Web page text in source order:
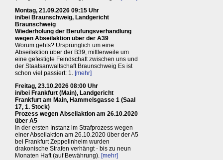
Montag, 21.09.2026 09:15 Uhr
in/bei Braunschweig, Landgericht
Braunschweig
Wiederholung der Berufungsverhandlung
wegen Abseilaktion über der A39
Worum gehts? Ursprünglich um eine
Abseilaktion über der B39, mittlerweile um
eine gefestigte Feindschaft zwischen uns und
der Staatsanwaltschaft Braunschweig Es ist
schon viel passiert: 1. [mehr]
Freitag, 23.10.2026 08:00 Uhr
in/bei Frankfurt (Main), Landgericht
Frankfurt am Main, Hammelsgasse 1 (Saal
17, 1. Stock)
Prozess wegen Abseilaktion am 26.10.2020
über A5
In der ersten Instanz im Strafprozess wegen
einer Abseilaktion am 26.10.2020 über der A5
bei Frankfurt Zeppelinheim wurden
drakonische Strafen verhängt - bis zu neun
Monaten Haft (auf Bewährung). [mehr]